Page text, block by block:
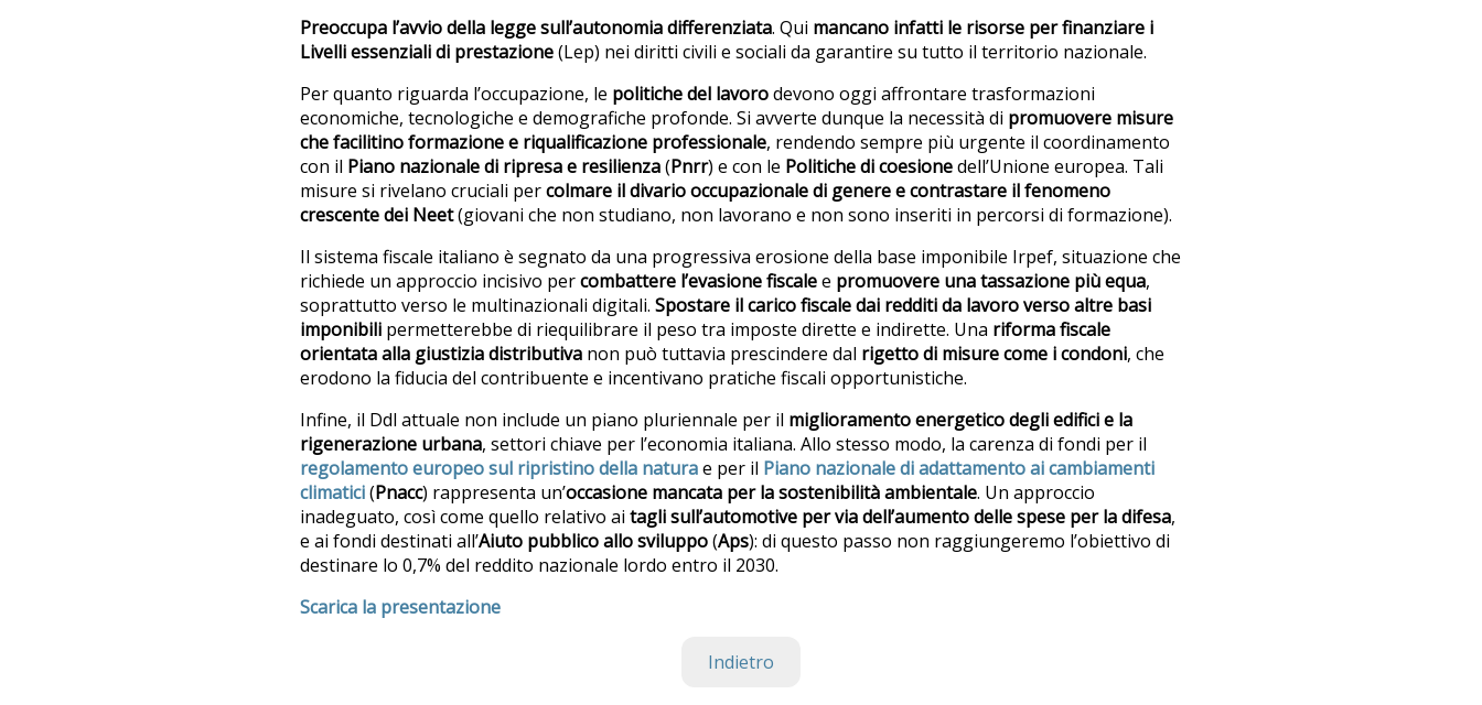
Preoccupa l’avvio della legge sull’autonomia differenziata. Qui mancano infatti le risorse per finanziare i
Livelli essenziali di prestazione(Lep) nei diritti civili e sociali da garantire su tutto il territorio nazionale.
Per quanto riguarda l’occupazione, le politiche del lavorodevono oggi affrontare trasformazioni
economiche, tecnologiche e demografiche profonde. Si avverte dunque la necessità di promuovere misure
che facilitino formazione e riqualificazione professionale, rendendo sempre più urgente il coordinamento
con il Piano nazionale di ripresa e resilienza(Pnrr) e con le Politiche di coesionedell’Unione europea. Tali
misure si rivelano cruciali percolmare il divario occupazionale di genere e contrastare il fenomeno
crescente dei Neet(giovani che non studiano, non lavorano e non sono inseriti in percorsi di formazione).
Il sistema fiscale italiano è segnato da una progressiva erosione della base imponibile Irpef, situazione che
richiede un approccio incisivo percombattere l’evasione fiscalee promuovere una tassazione più equa,
soprattutto verso le multinazionali digitali. Spostare il carico fiscale dai redditi da lavoro verso altre basi
imponibili permetterebbe di riequilibrare il peso tra imposte dirette e indirette. Una riforma fiscale
orientata alla giustizia distributiva non può tuttavia prescindere dal rigetto di misure come i condoni, che
erodono la fiducia del contribuente e incentivano pratiche fiscali opportunistiche.
Infine, il Ddl attuale non include un piano pluriennale per il miglioramento energetico degli edifici e la
rigenerazione urbana, settori chiave per l’economia italiana. Allo stesso modo, la carenza di fondi per il
regolamento europeo sul ripristino della naturae per il Piano nazionale di adattamento ai cambiamenti
climatici(Pnacc) rappresenta un’occasione mancata per la sostenibilità ambientale. Un approccio
inadeguato, così come quello relativo ai tagli sull’automotive per via dell’aumento delle spese per la difesa,
e ai fondi destinati all’Aiuto pubblico allo sviluppo(Aps): di questo passo non raggiungeremo l’obiettivo di
destinare lo 0,7% del reddito nazionale lordo entro il 2030.
Scarica la presentazione
Indietro